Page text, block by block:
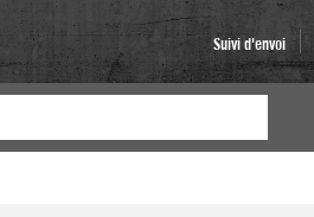
Suivi d'envoi